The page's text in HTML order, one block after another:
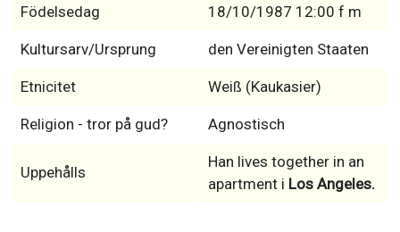
Födelsedag
18/10/1987 12:00 f m
Kultursarv/Ursprung den Vereinigten Staaten
Etnicitet Weiß (Kaukasier)
Religion - tror på gud? Agnostisch
Uppehålls
Han lives together in an
apartment i Los Angeles.